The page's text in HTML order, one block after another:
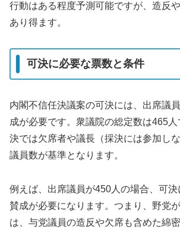
行動はある程度予測可能ですが、造反
あり得ます。
可決に必要な票数と条件
内閣不信任決議案の可決には、出席議
成が必要です。衆議院の総定数は465
決では欠席者や議長（採決には参加し
議員数が基準となります。
例えば、出席議員が450人の場合、可
賛成が必要になります。つまり、野党
は、与党議員の造反や欠席も含めた綿